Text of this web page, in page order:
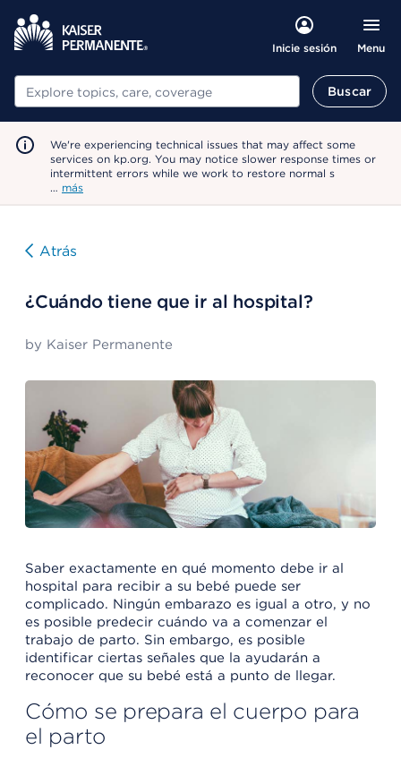
Inicie sesión Menu
Buscar Buscar
We're experiencing technical issues that may affect some
services on kp.org. You may notice slower response times or
intermittent errors while we work to restore normal s
… más
Atrás
¿Cuándo tiene que ir al hospital?
by Kaiser Permanente
Saber exactamente en qué momento debe ir al
hospital para recibir a su bebé puede ser
complicado. Ningún embarazo es igual a otro, y no
es posible predecir cuándo va a comenzar el
trabajo de parto. Sin embargo, es posible
identificar ciertas señales que la ayudarán a
reconocer que su bebé está a punto de llegar.
Cómo se prepara el cuerpo para
el parto